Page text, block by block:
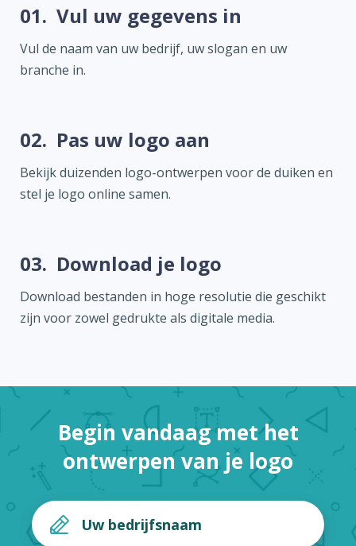
01. Vul uw gegevens in
Vul de naam van uw bedrijf, uw slogan en uw
branche in.
02. Pas uw logo aan
Bekijk duizenden logo-ontwerpen voor de duiken en
stel je logo online samen.
03. Download je logo
Download bestanden in hoge resolutie die geschikt
zijn voor zowel gedrukte als digitale media.
Begin vandaag met het
ontwerpen van je logo